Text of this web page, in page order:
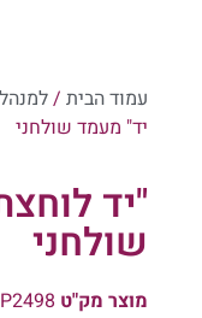
עמוד הבית/
יד" מעמד שולחני
"יד
שולחני
מוצר מק"ט P2498